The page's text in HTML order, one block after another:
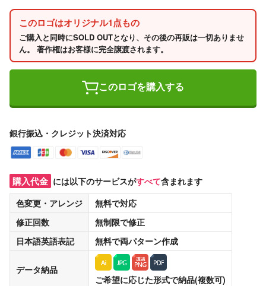
このロゴはオリジナル1点もの
ご購入と同時にSOLD OUTとなり、その後の再販は一切ありませ
ん。 著作権はお客様に完全譲渡されます。
このロゴを購入する
銀行振込・クレジット決済対応
購入代金 には以下のサービスがすべて含まれます
色変更・アレンジ
無料で対応
修正回数
無制限で修正
日本語英語表記
無料で両パターン作成
データ納品
ご希望に応じた形式で納品(複数可)